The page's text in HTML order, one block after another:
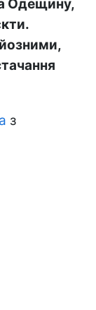
Одещину,
з